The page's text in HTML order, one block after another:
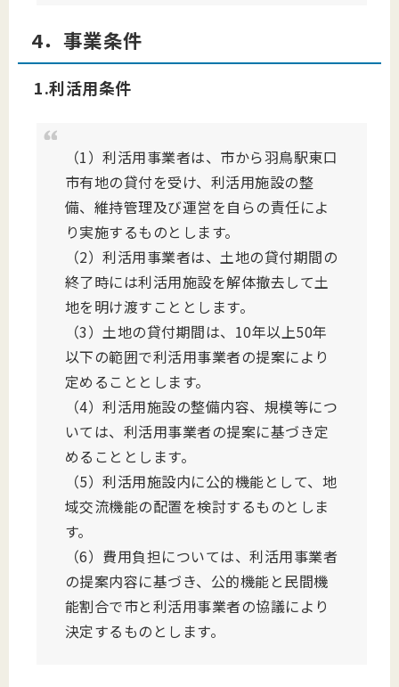
4．事業条件
1.利活用条件
（1）利活用事業者は、市から羽鳥駅東口
市有地の貸付を受け、利活用施設の整
備、維持管理及び運営を自らの責任によ
り実施するものとします。
（2）利活用事業者は、土地の貸付期間の
終了時には利活用施設を解体撤去して土
地を明け渡すこととします。
（3）土地の貸付期間は、10年以上50年
以下の範囲で利活用事業者の提案により
定めることとします。
（4）利活用施設の整備内容、規模等につ
いては、利活用事業者の提案に基づき定
めることとします。
（5）利活用施設内に公的機能として、地
域交流機能の配置を検討するものとしま
す。
（6）費用負担については、利活用事業者
の提案内容に基づき、公的機能と民間機
能割合で市と利活用事業者の協議により
決定するものとします。